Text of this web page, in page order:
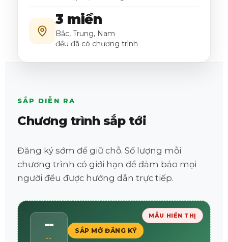
3 miền
Bắc, Trung, Nam
đều đã có chương trình
SẮP DIỄN RA
Chương trình sắp tới
Đăng ký sớm để giữ chỗ. Số lượng mỗi
chương trình có giới hạn để đảm bảo mọi
người đều được hướng dẫn trực tiếp.
MẪU HIỂN THỊ
--
--
SẮP MỞ ĐĂNG KÝ